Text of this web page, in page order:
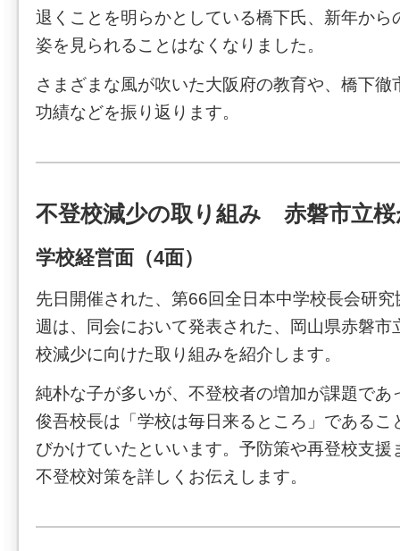
退くことを明らかとしている橋下氏、新年から
姿を見られることはなくなりました。
さまざまな風が吹いた大阪府の教育や、橋下徹
功績などを振り返ります。
不登校減少の取り組み 赤磐市立桜
学校経営面（4面）
先日開催された、第66回全日本中学校長会研
週は、同会において発表された、岡山県赤磐市
校減少に向けた取り組みを紹介します。
純朴な子が多いが、不登校者の増加が課題であ
俊吾校長は「学校は毎日来るところ」であるこ
びかけていたといいます。予防策や再登校支援
不登校対策を詳しくお伝えします。